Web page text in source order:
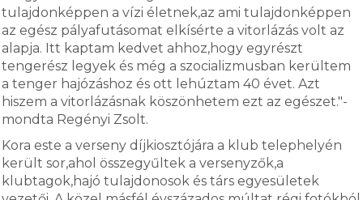
tulajdonképpen a vízi életnek,az ami tulajdonképpen
az egész pályafutásomat elkísérte a vitorlázás volt az
alapja. Itt kaptam kedvet ahhoz,hogy egyrészt
tengerész legyek és még a szocializmusban kerültem
a tenger hajózáshoz és ott lehúztam 40 évet. Azt
hiszem a vitorlázásnak köszönhetem ezt az egészet."-
mondta Regényi Zsolt.
Kora este a verseny díjkiosztójára a klub telephelyén
került sor,ahol összegyűltek a versenyzők,a
klubtagok,hajó tulajdonosok és társ egyesületek